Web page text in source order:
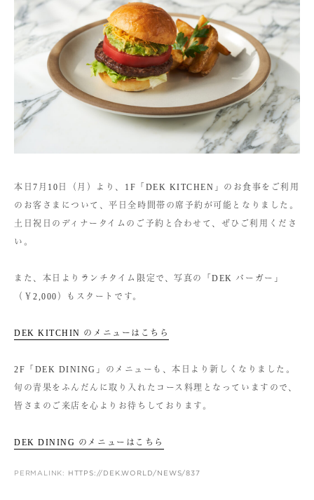
本日7月10日（月）より、1F「DEK KITCHEN」のお食事をご利用
のお客さまについて、平日全時間帯の席予約が可能となりました。
土日祝日のディナータイムのご予約と合わせて、ぜひご利用くださ
い。
また、本日よりランチタイム限定で、写真の「DEK バーガー」
（￥2,000）もスタートです。
DEK KITCHIN のメニューはこちら
2F「DEK DINING」のメニューも、本日より新しくなりました。
旬の青果をふんだんに取り入れたコース料理となっていますので、
皆さまのご来店を心よりお待ちしております。
DEK DINING のメニューはこちら
PERMALINK: HTTPS://DEK.WORLD/NEWS/837